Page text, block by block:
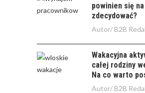
powinien się
zdecydować?
Autor/ B2B
Wakacyjna
całej rodziny
Na co warto
Autor/ B2B